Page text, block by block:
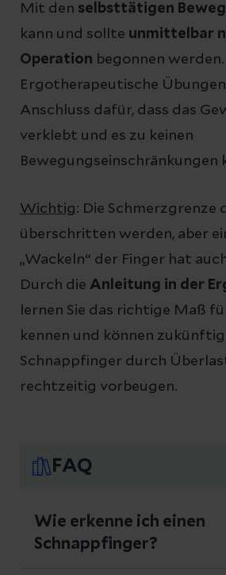
Mit den selbsttätigen
kann und sollte unmittelbar
Operation begonnen werden.
Ergotherapeutische
Anschluss dafür, dass das
verklebt und es zu keinen
Bewegungseinschränkungen
Wichtig: Die Schmerzgrenze
überschritten werden, aber
„Wackeln“ der Finger hat
Durch die Anleitung in der
lernen Sie das richtige Maß
kennen und können
Schnappfinger durch
rechtzeitig vorbeugen.
FAQ
Wie erkenne ich einen
Schnappfinger?